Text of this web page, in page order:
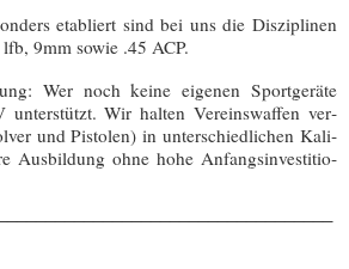
eta­bliert sind bei uns die Dis­zi­pli­nen
lfb, 9mm sowie .45 ACP.
Wer noch kei­ne eige­nen Sport­ge­rä­te
unter­stützt. Wir hal­tenVer­eins­waf­fen ver­
und Pis­to­len) in unter­schied­li­chen Kali­
Aus­bil­dung ohne hohe Anfangs­in­ves­ti­tio­